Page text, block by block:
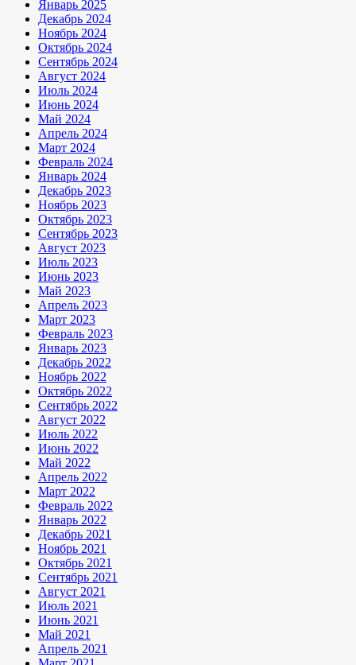
Январь 2025
Декабрь 2024
Ноябрь 2024
Октябрь 2024
Сентябрь 2024
Август 2024
Июль 2024
Июнь 2024
Май 2024
Апрель 2024
Март 2024
Февраль 2024
Январь 2024
Декабрь 2023
Ноябрь 2023
Октябрь 2023
Сентябрь 2023
Август 2023
Июль 2023
Июнь 2023
Май 2023
Апрель 2023
Март 2023
Февраль 2023
Январь 2023
Декабрь 2022
Ноябрь 2022
Октябрь 2022
Сентябрь 2022
Август 2022
Июль 2022
Июнь 2022
Май 2022
Апрель 2022
Март 2022
Февраль 2022
Январь 2022
Декабрь 2021
Ноябрь 2021
Октябрь 2021
Сентябрь 2021
Август 2021
Июль 2021
Июнь 2021
Май 2021
Апрель 2021